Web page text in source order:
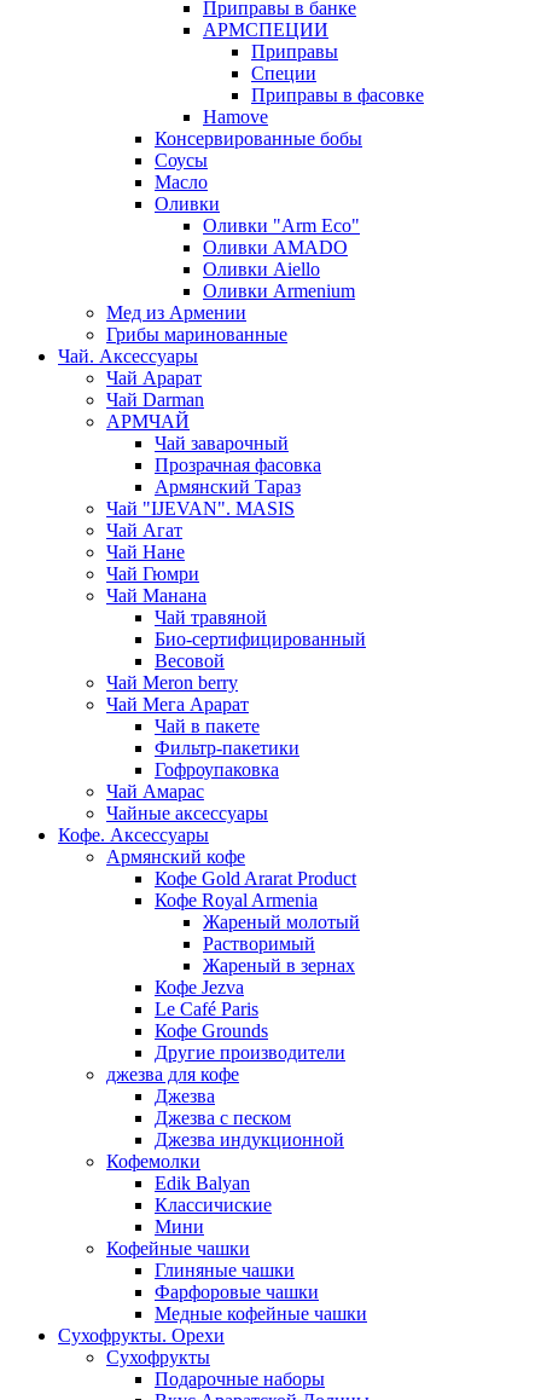
Приправы в банке
АРМСПЕЦИИ
Приправы
Специи
Приправы в фасовке
Hamove
Консервированные бобы
Соусы
Масло
Оливки
Оливки "Arm Eco"
Оливки AMADO
Оливки Aiello
Оливки Armenium
Мед из Армении
Грибы маринованные
Чай. Аксессуары
Чай Арарат
Чай Darman
АРМЧАЙ
Чай заварочный
Прозрачная фасовка
Армянский Тараз
Чай "IJEVAN". MASIS
Чай Агат
Чай Нане
Чай Гюмри
Чай Манана
Чай травяной
Био-сертифицированный
Весовой
Чай Meron berry
Чай Мега Арарат
Чай в пакете
Фильтр-пакетики
Гофроупаковка
Чай Амарас
Чайные аксессуары
Кофе. Аксессуары
Армянский кофе
Кофе Gold Ararat Product
Кофе Royal Armenia
Жареный молотый
Растворимый
Жареный в зернах
Кофе Jezva
Le Café Paris
Кофе Grounds
Другие производители
джезва для кофе
Джезва
Джезва с песком
Джезва индукционной
Кофемолки
Edik Balyan
Классичиские
Мини
Кофейные чашки
Глиняные чашки
Фарфоровые чашки
Медные кофейные чашки
Сухофрукты. Орехи
Сухофрукты
Подарочные наборы